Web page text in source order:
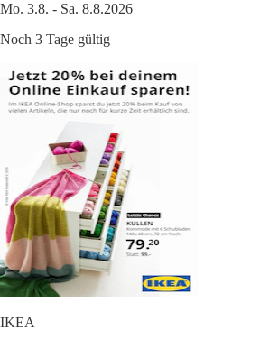
Mo. 3.8. - Sa. 8.8.2026
Noch 3 Tage gültig
IKEA